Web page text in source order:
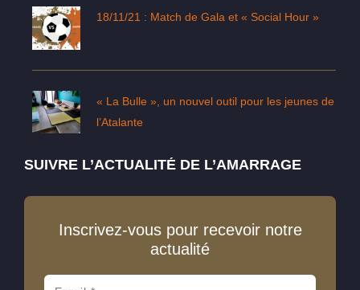
18/11/21 : Match de Gala et « Social Hour »
« La Bulle », un nouvel outil pour les jeunes de
l’Atalante
SUIVRE L’ACTUALITÉ DE L’AMARRAGE
Inscrivez-vous pour recevoir notre
actualité